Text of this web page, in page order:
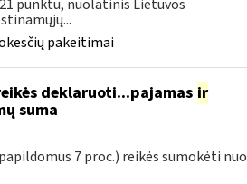
punktu, nuolatinis Lietuvos
pakeitimai
deklaruoti...pajamas ir
suma
7 proc.) reikės sumokėti nuo